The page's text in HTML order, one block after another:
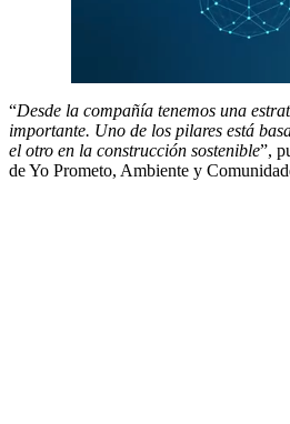
“Desde la compañía tenemos una
importante. Uno de los pilares está
el otro en la construcción sostenible”,
de Yo Prometo, Ambiente y